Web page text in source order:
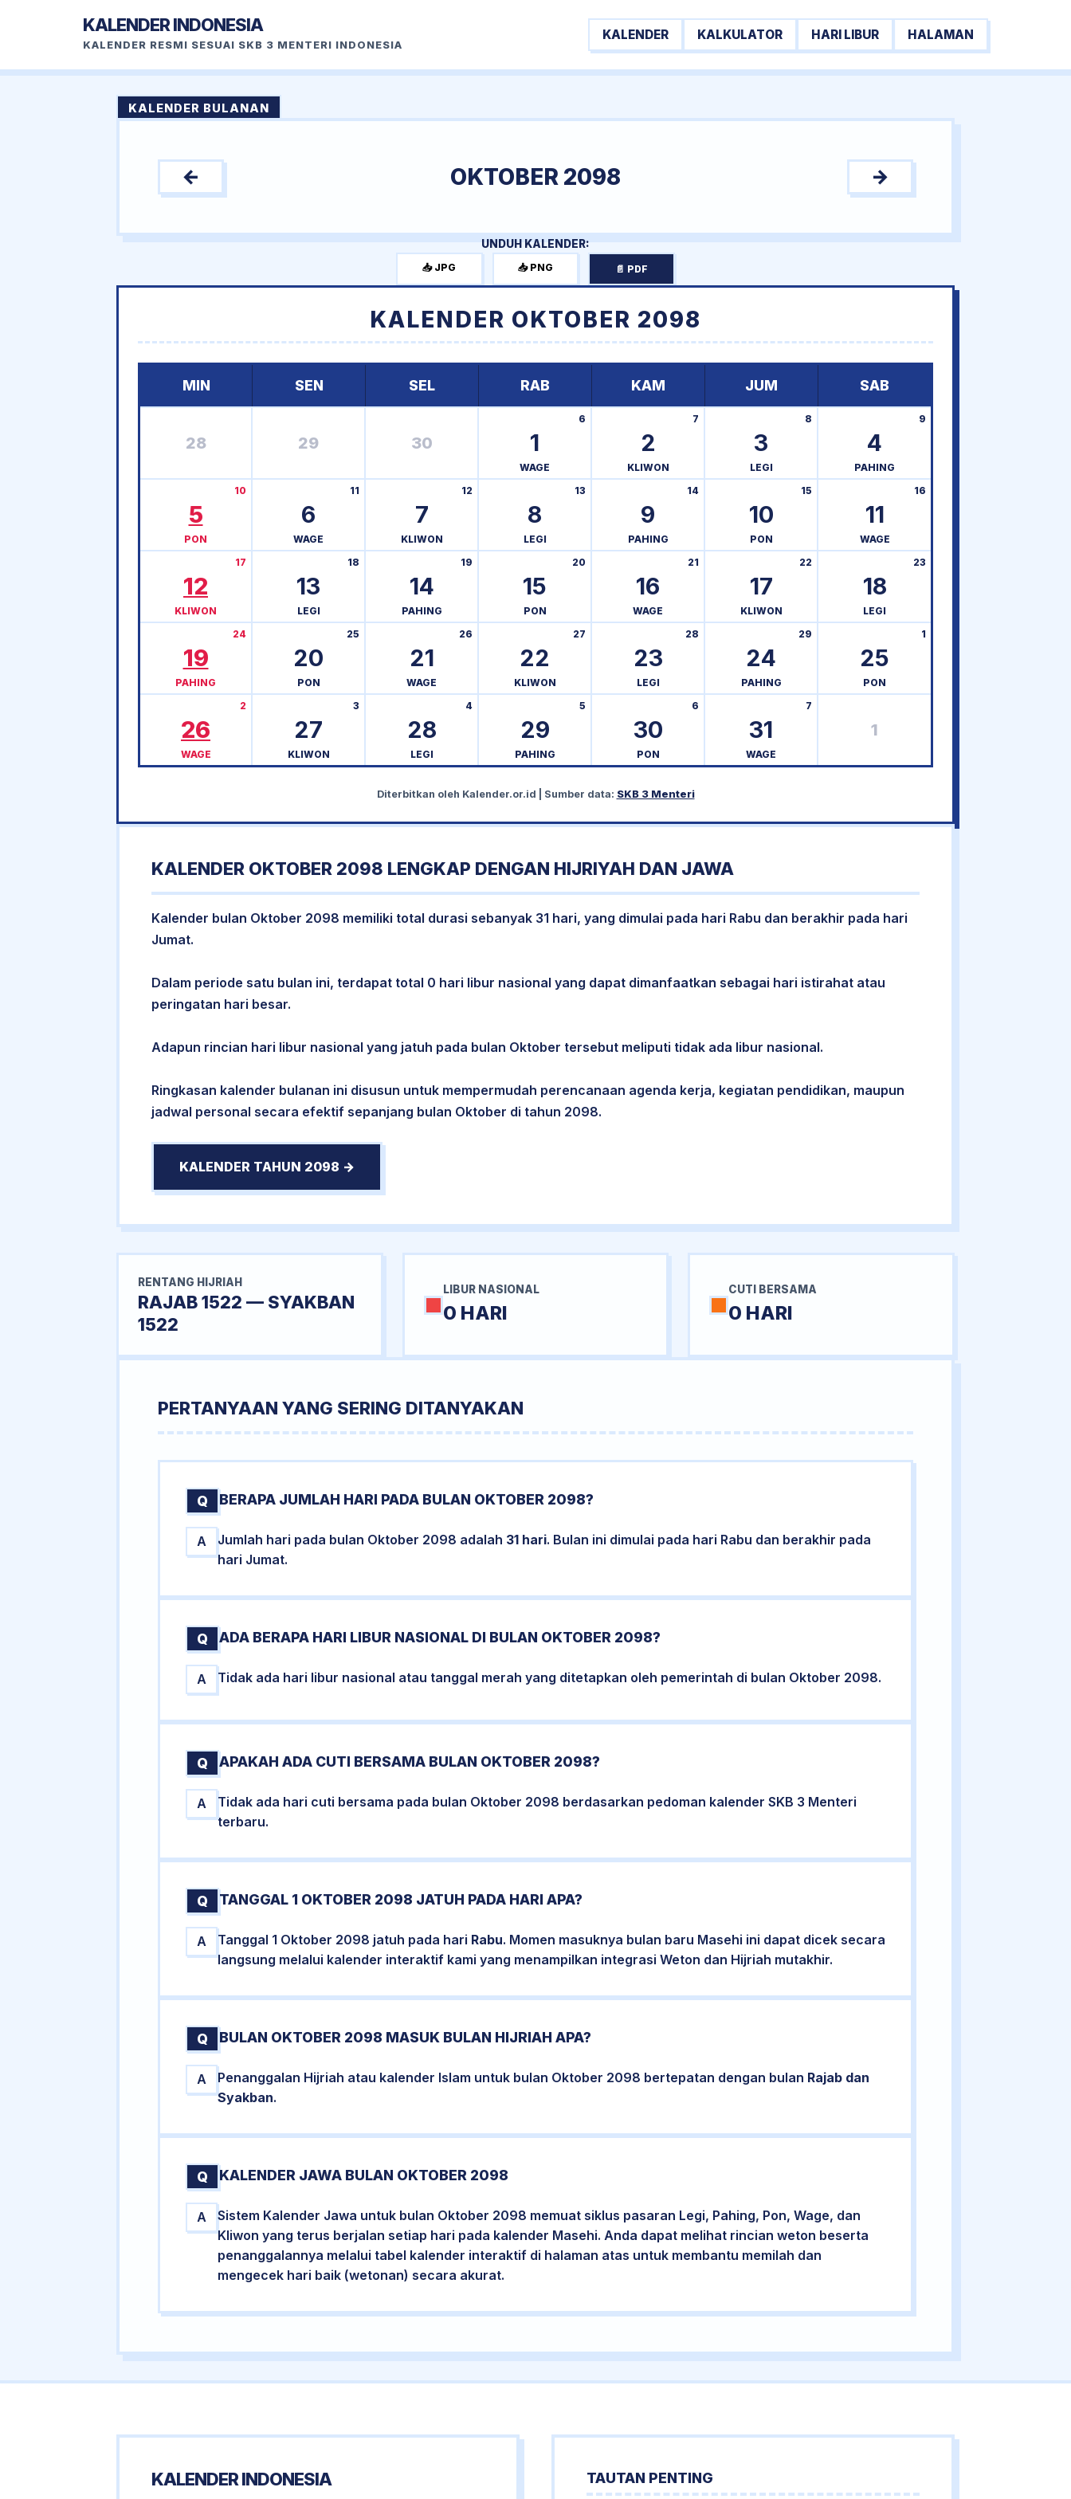
KALENDER INDONESIA
KALENDER RESMI SESUAI SKB 3 MENTERI INDONESIA
KALENDER KALKULATOR HARI LIBUR HALAMAN
KALENDER BULANAN
← OKTOBER 2098 →
UNDUH KALENDER:
📥 JPG 📥 PNG 📄 PDF
KALENDER OKTOBER 2098
MIN SEN SEL RAB KAM JUM SAB
28 29 30 1
6
WAGE
2
7
KLIWON
3
8
LEGI
4
9
PAHING
5
10
PON
6
11
WAGE
7
12
KLIWON
8
13
LEGI
9
14
PAHING
10
15
PON
11
16
WAGE
12
17
KLIWON
13
18
LEGI
14
19
PAHING
15
20
PON
16
21
WAGE
17
22
KLIWON
18
23
LEGI
19
24
PAHING
20
25
PON
21
26
WAGE
22
27
KLIWON
23
28
LEGI
24
29
PAHING
25
1
PON
26
2
WAGE
27
3
KLIWON
28
4
LEGI
29
5
PAHING
30
6
PON
31
7
WAGE
1
Diterbitkan oleh Kalender.or.id | Sumber data: SKB 3 Menteri
KALENDER OKTOBER 2098 LENGKAP DENGAN HIJRIYAH DAN JAWA
Kalender bulan Oktober 2098 memiliki total durasi sebanyak 31 hari, yang dimulai pada hari Rabu dan berakhir pada hari
Jumat.
Dalam periode satu bulan ini, terdapat total 0 hari libur nasional yang dapat dimanfaatkan sebagai hari istirahat atau
peringatan hari besar.
Adapun rincian hari libur nasional yang jatuh pada bulan Oktober tersebut meliputi tidak ada libur nasional.
Ringkasan kalender bulanan ini disusun untuk mempermudah perencanaan agenda kerja, kegiatan pendidikan, maupun
jadwal personal secara efektif sepanjang bulan Oktober di tahun 2098.
KALENDER TAHUN 2098 →
RENTANG HIJRIAH
RAJAB 1522 — SYAKBAN
1522
LIBUR NASIONAL
0 HARI
CUTI BERSAMA
0 HARI
PERTANYAAN YANG SERING DITANYAKAN
Q BERAPA JUMLAH HARI PADA BULAN OKTOBER 2098?
A Jumlah hari pada bulan Oktober 2098 adalah 31 hari. Bulan ini dimulai pada hari Rabu dan berakhir pada
hari Jumat.
Q ADA BERAPA HARI LIBUR NASIONAL DI BULAN OKTOBER 2098?
A Tidak ada hari libur nasional atau tanggal merah yang ditetapkan oleh pemerintah di bulan Oktober 2098.
Q APAKAH ADA CUTI BERSAMA BULAN OKTOBER 2098?
A
Tidak ada hari cuti bersama pada bulan Oktober 2098 berdasarkan pedoman kalender SKB 3 Menteri
terbaru.
Q TANGGAL 1 OKTOBER 2098 JATUH PADA HARI APA?
A Tanggal 1 Oktober 2098 jatuh pada hari Rabu. Momen masuknya bulan baru Masehi ini dapat dicek secara
langsung melalui kalender interaktif kami yang menampilkan integrasi Weton dan Hijriah mutakhir.
Q BULAN OKTOBER 2098 MASUK BULAN HIJRIAH APA?
A Penanggalan Hijriah atau kalender Islam untuk bulan Oktober 2098 bertepatan dengan bulan Rajab dan
Syakban.
Q KALENDER JAWA BULAN OKTOBER 2098
A
Sistem Kalender Jawa untuk bulan Oktober 2098 memuat siklus pasaran Legi, Pahing, Pon, Wage, dan
Kliwon yang terus berjalan setiap hari pada kalender Masehi. Anda dapat melihat rincian weton beserta
penanggalannya melalui tabel kalender interaktif di halaman atas untuk membantu memilah dan
mengecek hari baik (wetonan) secara akurat.
KALENDER INDONESIA TAUTAN PENTING